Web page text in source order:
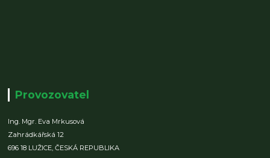
Provozovatel
Ing. Mgr. Eva Mrkusová
Zahrádkářská 12
696 18 LUŽICE,ČESKÁ REPUBLIKA